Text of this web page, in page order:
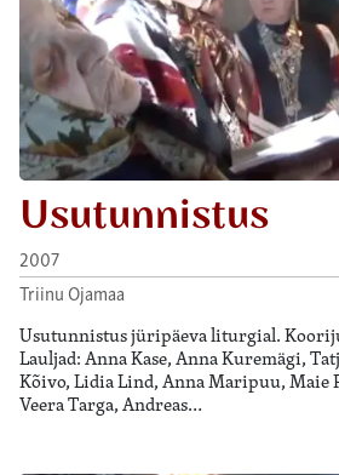
Usutunnistus
2007
Triinu Ojamaa
Usutunnistus jüripäeva liturgial.
Lauljad: Anna Kase, Anna Kuremägi,
Kõivo, Lidia Lind, Anna Maripuu, Maie
Veera Targa, Andreas…